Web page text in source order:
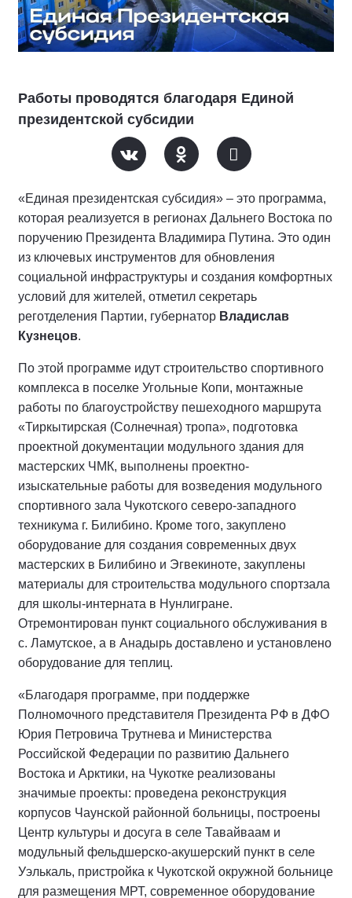
Работы проводятся благодаря Единой
президентской субсидии
«Единая президентская субсидия» – это программа,
которая реализуется в регионах Дальнего Востока по
поручению Президента Владимира Путина. Это один
из ключевых инструментов для обновления
социальной инфраструктуры и создания комфортных
условий для жителей, отметил секретарь
реготделения Партии, губернатор Владислав
Кузнецов.
По этой программе идут строительство спортивного
комплекса в поселке Угольные Копи, монтажные
работы по благоустройству пешеходного маршрута
«Тиркытирская (Солнечная) тропа», подготовка
проектной документации модульного здания для
мастерских ЧМК, выполнены проектно-
изыскательные работы для возведения модульного
спортивного зала Чукотского северо-западного
техникума г. Билибино. Кроме того, закуплено
оборудование для создания современных двух
мастерских в Билибино и Эгвекиноте, закуплены
материалы для строительства модульного спортзала
для школы-интерната в Нунлигране.
Отремонтирован пункт социального обслуживания в
с. Ламутское, а в Анадырь доставлено и установлено
оборудование для теплиц.
«Благодаря программе, при поддержке
Полномочного представителя Президента РФ в ДФО
Юрия Петровича Трутнева и Министерства
Российской Федерации по развитию Дальнего
Востока и Арктики, на Чукотке реализованы
значимые проекты: проведена реконструкция
корпусов Чаунской районной больницы, построены
Центр культуры и досуга в селе Тавайваам и
модульный фельдшерско-акушерский пункт в селе
Уэлькаль, пристройка к Чукотской окружной больнице
для размещения МРТ, современное оборудование